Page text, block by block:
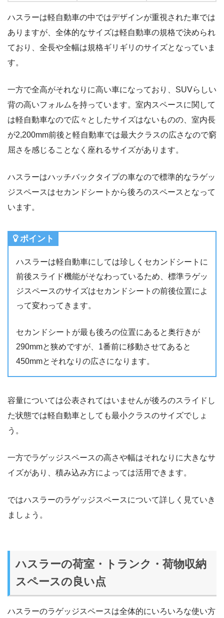
ハスラーは軽自動車の中ではデザインが重視された車では
ありますが、全体的なサイズは軽自動車の規格で決められ
ており、全長や全幅は規格ギリギリのサイズとなっていま
す。
一方で全高がそれなりに高い車になっており、SUVらしい
背の高いフォルムを持っています。室内スペースに関して
は軽自動車なので広々としたサイズはないものの、室内長
が2,200mm前後と軽自動車では最大クラスの広さなので窮
屈さを感じることなく座れるサイズがあります。
ハスラーはハッチバックタイプの車なので標準的なラゲッ
ジスペースはセカンドシートから後ろのスペースとなって
います。
ポイント
ハスラーは軽自動車にしては珍しくセカンドシートに
前後スライド機能がそなわっているため、標準ラゲッ
ジスペースのサイズはセカンドシートの前後位置によ
って変わってきます。
セカンドシートが最も後ろの位置にあると奥行きが
290mmと狭めですが、1番前に移動させてあると
450mmとそれなりの広さになります。
容量については公表されてはいませんが後ろのスライドし
た状態では軽自動車としても最小クラスのサイズでしょ
う。
一方でラゲッジスペースの高さや幅はそれなりに大きなサ
イズがあり、積み込み方によっては活用できます。
ではハスラーのラゲッジスペースについて詳しく見ていき
ましょう。
ハスラーの荷室・トランク・荷物収納
スペースの良い点
ハスラーのラゲッジスペースは全体的にいろいろな使い方